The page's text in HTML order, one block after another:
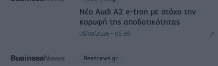
Νέο Audi A2 e-tron με στόχο την
κορυφή της αποδοτικότητας
05/08/2026 - 05:39
fleetnews.gr